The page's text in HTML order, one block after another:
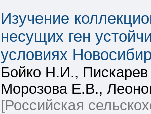
Изучение
несущих ген
условиях
Бойко Н.И.,
Морозова Е.В.,
[Российская